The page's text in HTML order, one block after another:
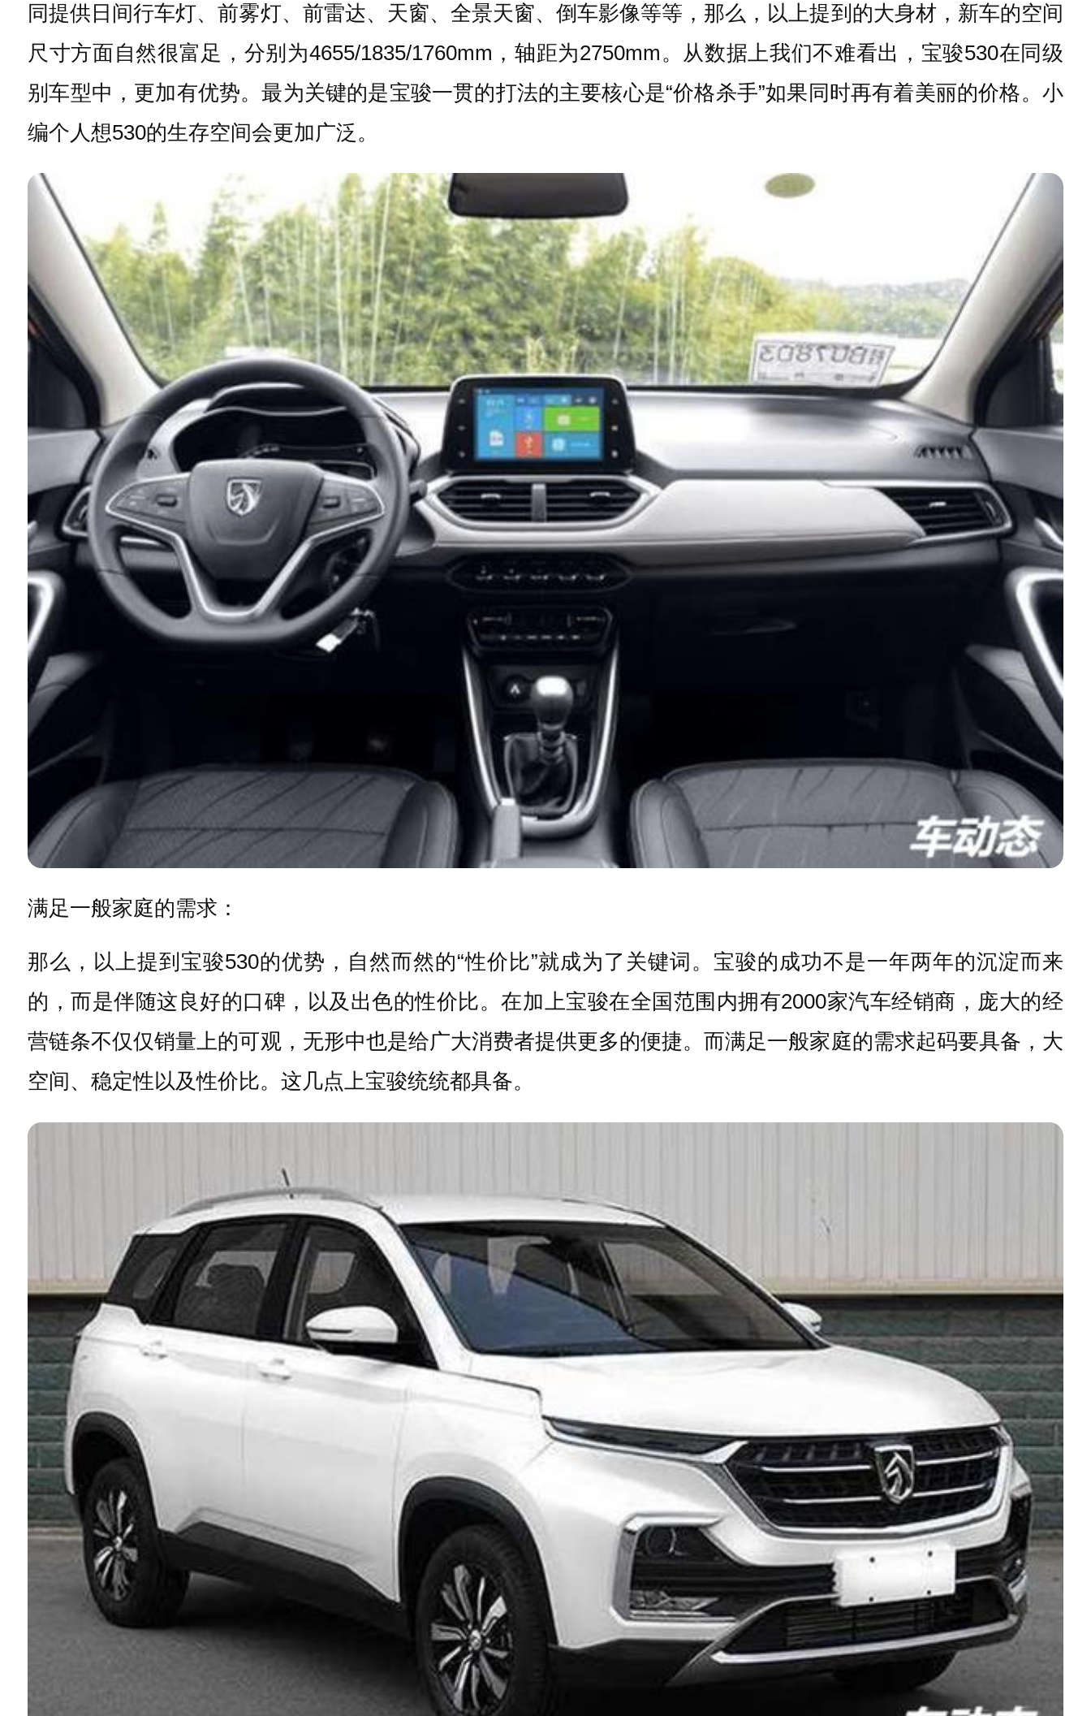
同提供日间行车灯、前雾灯、前雷达、天窗、全景天窗、倒车影像等等，那么，以上提到的大身材，新车的空间
尺寸方面自然很富足，分别为4655/1835/1760mm，轴距为2750mm。从数据上我们不难看出，宝骏530在同级
别车型中，更加有优势。最为关键的是宝骏一贯的打法的主要核心是“价格杀手”如果同时再有着美丽的价格。小
编个人想530的生存空间会更加广泛。
满足一般家庭的需求：
那么，以上提到宝骏530的优势，自然而然的“性价比”就成为了关键词。宝骏的成功不是一年两年的沉淀而来
的，而是伴随这良好的口碑，以及出色的性价比。在加上宝骏在全国范围内拥有2000家汽车经销商，庞大的经
营链条不仅仅销量上的可观，无形中也是给广大消费者提供更多的便捷。而满足一般家庭的需求起码要具备，大
空间、稳定性以及性价比。这几点上宝骏统统都具备。